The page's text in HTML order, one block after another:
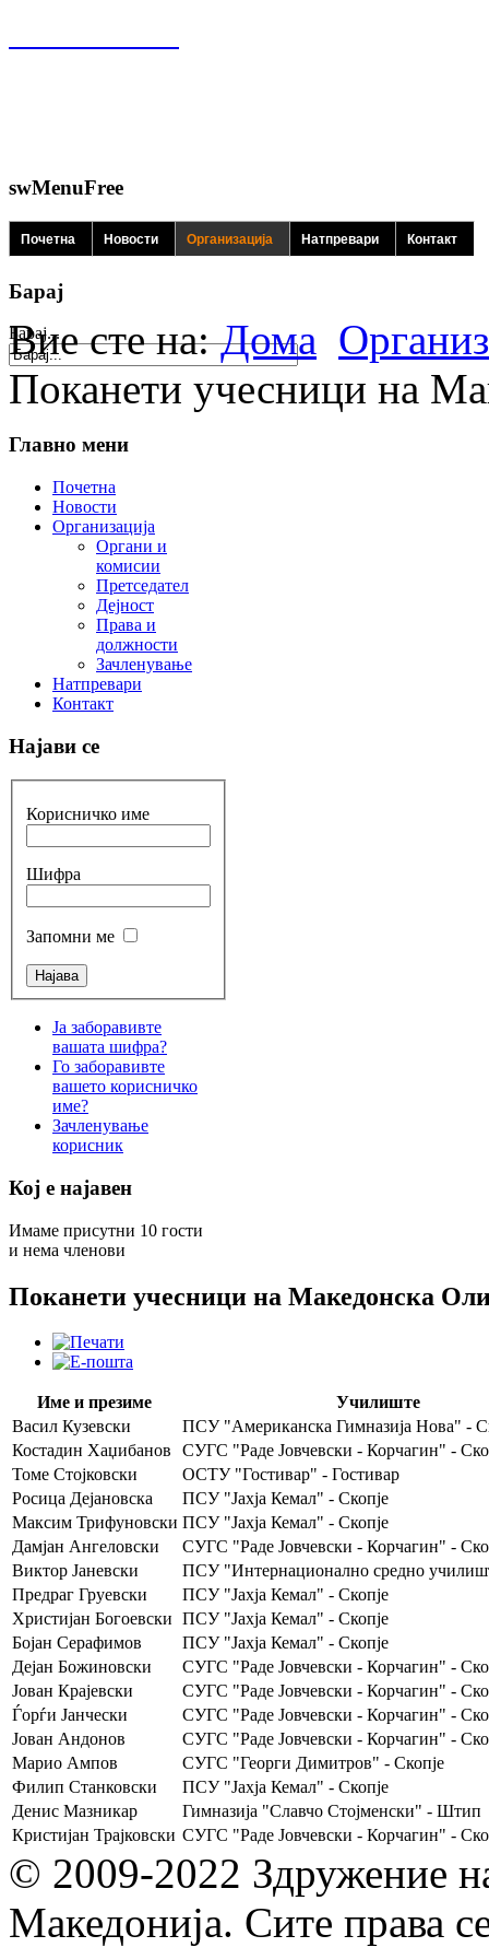
swMenuFree
Почетна Новости Организација Натпревари Контакт
Барај
Барај...
Вие сте на:Дома
Поканети учесници на
Главно мени
Почетна
Новости
Организација
Органи и
комисии
Претседател
Дејност
Права и
должности
Зачленување
Натпревари
Контакт
Најави се
Корисничко име
Шифра
Запомни ме
Ја заборавивте
вашата шифра?
Го заборавивте
вашето корисничко
име?
Зачленување
корисник
Кој е најавен
Имаме присутни 10 гости
и нема членови
Поканети учесници на Македонска
Име и презиме
Училиште
Васил Кузевски
ПСУ "Американска Гимназија Нова" -
Костадин Хаџибанов
СУГС "Раде Јовчевски - Корчагин" -
Томе Стојковски
ОСТУ "Гостивар" - Гостивар
Росица Дејановска
ПСУ "Јахја Кемал" - Скопје
Максим Трифуновски ПСУ "Јахја Кемал" - Скопје
Дамјан Ангеловски
СУГС "Раде Јовчевски - Корчагин" -
Виктор Јаневски
ПСУ "Интернационално средно
Предраг Груевски
ПСУ "Јахја Кемал" - Скопје
Христијан Богоевски ПСУ "Јахја Кемал" - Скопје
Бојан Серафимов
ПСУ "Јахја Кемал" - Скопје
Дејан Божиновски
СУГС "Раде Јовчевски - Корчагин" -
Јован Крајевски
СУГС "Раде Јовчевски - Корчагин" -
Ѓорѓи Јанчески
СУГС "Раде Јовчевски - Корчагин" -
Јован Андонов
СУГС "Раде Јовчевски - Корчагин" -
Марио Ампов
СУГС "Георги Димитров" - Скопје
Филип Станковски
ПСУ "Јахја Кемал" - Скопје
Денис Мазникар
Гимназија "Славчо Стојменски" - Штип
Кристијан Трајковски СУГС "Раде Јовчевски - Корчагин" -
© 2009-2022 Здружение
Македонија. Сите права